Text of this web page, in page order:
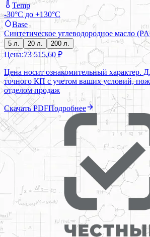
Temp
-30°C до +130°C
Base
Синтетическое углеводородное масло
5 л. 20 л. 200 л.
Цена:73 515,60 ₽
Цена носит ознакомительный характер.
точного КП с учетом ваших условий,
отделом продаж
Скачать PDFПодробнее